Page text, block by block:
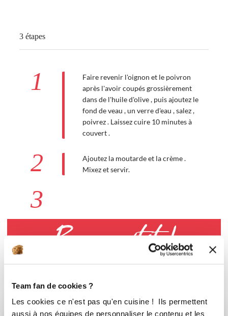
Team fan de cookies ?
Les cookies ce n'est pas qu'en cuisine ! Ils permettent
aussi à nos équipes de personnaliser le contenu et les
3 étapes
1
Faire revenir l'oignon et le poivron
après l'avoir coupés grossièrement
dans de l'huile d'olive , puis ajoutez le
fond de veau , un verre d'eau , salez ,
poivrez . Laissez cuire 10 minutes à
couvert .
2
Ajoutez la moutarde et la crème .
Mixez et servir.
3
Bon appétit !
Vous aimerez aussi ...